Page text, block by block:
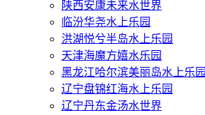
陕西安康未来水世界
临汾华尧水上乐园
洪湖悦兮半岛水上乐园
天津海魔方嬉水乐园
黑龙江哈尔滨美丽岛水上乐园
辽宁盘锦红海水上乐园
辽宁丹东金汤水世界